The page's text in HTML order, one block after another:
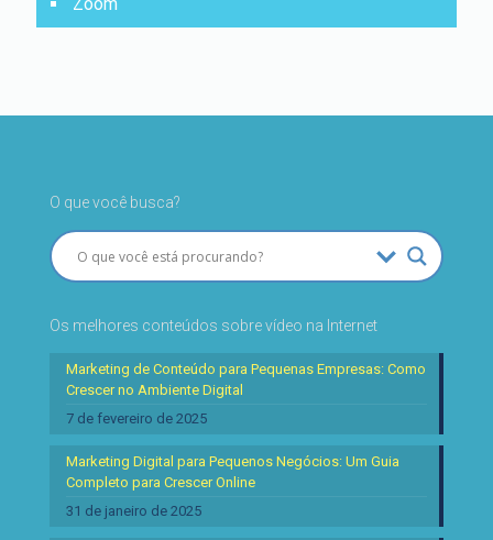
O que você busca?
Os melhores conteúdos sobre vídeo na Internet
Marketing de Conteúdo para Pequenas Empresas: Como
Crescer no Ambiente Digital
7 de fevereiro de 2025
Marketing Digital para Pequenos Negócios: Um Guia
Completo para Crescer Online
31 de janeiro de 2025